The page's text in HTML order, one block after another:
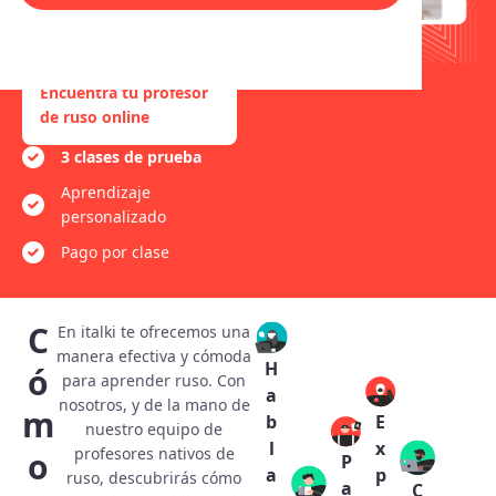
Encuentra tu profesor
de ruso online
3 clases de prueba
Aprendizaje
personalizado
Pago por clase
C
ó
m
o
En italki te ofrecemos una
manera efectiva y cómoda
para aprender ruso. Con
nosotros, y de la mano de
nuestro equipo de
profesores nativos de
ruso, descubrirás cómo
H
a
b
l
a
P
a
E
x
p
C